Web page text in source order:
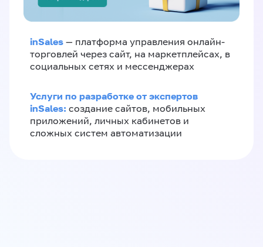
inSales — платформа управления онлайн-
торговлей через сайт, на маркетплейсах, в
социальных сетях и мессенджерах
Услуги по разработке от экспертов
inSales: создание сайтов, мобильных
приложений, личных кабинетов и
сложных систем автоматизации